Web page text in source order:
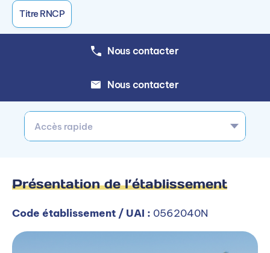
Titre RNCP
Nous contacter
Nous contacter
Accès rapide
Présentation de l’établissement
Code établissement / UAI : 0562040N